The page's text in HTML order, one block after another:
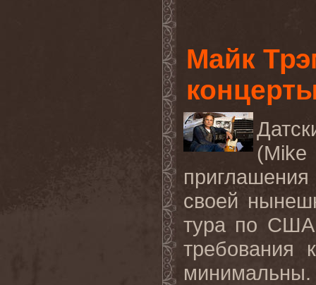
Майк
(Mike
своей
тура по США
требования
минимальны.